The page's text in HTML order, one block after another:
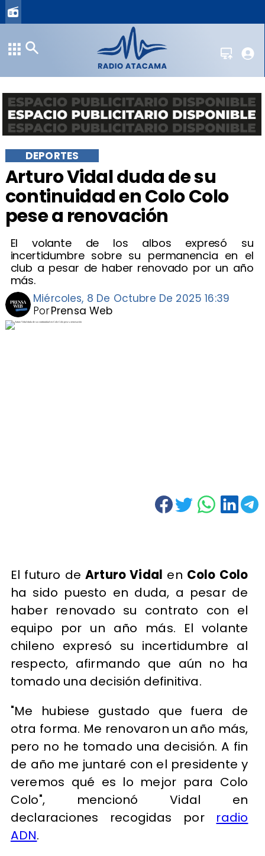
Arturo Vidal duda de su
continuidad en Colo Colo
pese a renovación
El volante de los albos expresó su
incertidumbre sobre su permanencia en el
club a pesar de haber renovado por un año
más.
DEPORTES
Miércoles, 8 De Octubre De 2025 16:39
Prensa Web
Por
El futuro deArturo Vidal en Colo Colo
ha sido puesto en duda, a pesar de
haber renovado su contrato con el
equipo por un año más. El volante
chileno expresó su incertidumbre al
respecto, afirmando que aún no ha
tomado una decisión definitiva.
"Me hubiese gustado que fuera de
otra forma. Me renovaron un año más,
pero no he tomado una decisión. A fin
de año me juntaré con el presidente y
veremos qué es lo mejor para Colo
Colo", mencionó Vidal en
declaraciones recogidas por radio
ADN.